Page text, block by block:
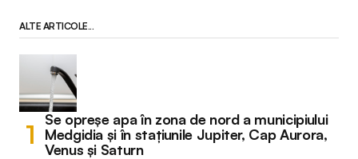
ALTE ARTICOLE...
Se opreșe apa în zona de nord a municipiului
Medgidia și în stațiunile Jupiter, Cap Aurora,
Venus și Saturn